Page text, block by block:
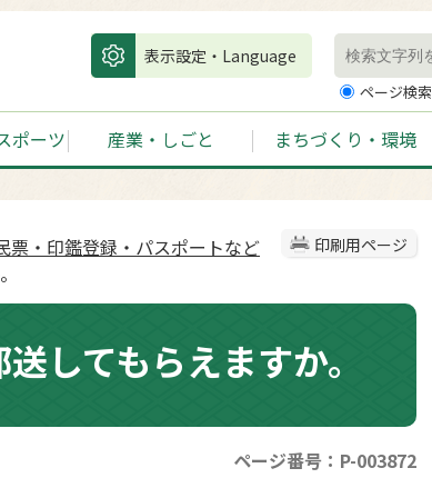
表示設定・Language
ページ検索
ポーツ 産業・しごと まちづくり・環境
印刷用ページ
票・印鑑登録・パスポートなど
してもらえますか。
ページ番号：P-003872